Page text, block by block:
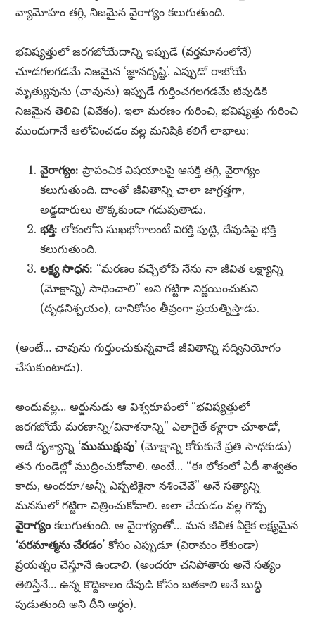
వ్యామోహం తగ్గి, నిజమైన వైరాగ్యం కలుగుతుంది.
భవిష్యత్తులో జరగబోయేదాన్ని ఇప్పుడే (వర్తమానంలోనే)
చూడగలగడమే నిజమైన ‘జ్ఞానదృష్టి’. ఎప్పుడో రాబోయే
మృత్యువును (చావును) ఇప్పుడే గుర్తించగలగడమే జీవుడికి
నిజమైన తెలివి (వివేకం). ఇలా మరణం గురించి, భవిష్యత్తు గురించి
ముందుగానే ఆలోచించడం వల్ల మనిషికి కలిగే లాభాలు:
వైరాగ్యం: ప్రాపంచిక విషయాలపై ఆసక్తి తగ్గి, వైరాగ్యం
కలుగుతుంది. దాంతో జీవితాన్ని చాలా జాగ్రత్తగా,
అడ్డదారులు తొక్కకుండా గడుపుతాడు.
భక్తి: లోకంలోని సుఖభోగాలంటే విరక్తి పుట్టి, దేవుడిపై భక్తి
కలుగుతుంది.
లక్ష్య సాధన: “మరణం వచ్చేలోపే నేను నా జీవిత లక్ష్యాన్ని
(మోక్షాన్ని) సాధించాలి” అని గట్టిగా నిర్ణయించుకుని
(దృఢనిశ్చయం), దానికోసం తీవ్రంగా ప్రయత్నిస్తాడు.
(అంటే… చావును గుర్తుంచుకున్నవాడే జీవితాన్ని సద్వినియోగం
చేసుకుంటాడు).
అందువల్ల… అర్జునుడు ఆ విశ్వరూపంలో “భవిష్యత్తులో
జరగబోయే మరణాన్ని/వినాశనాన్ని” ఎలాగైతే కళ్లారా చూశాడో,
అదే దృశ్యాన్ని ‘ముముక్షువు’ (మోక్షాన్ని కోరుకునే ప్రతి సాధకుడు)
తన గుండెల్లో ముద్రించుకోవాలి. అంటే… “ఈ లోకంలో ఏదీ శాశ్వతం
కాదు, అందరూ/అన్నీ ఎప్పటికైనా నశించేవే” అనే సత్యాన్ని
మనసులో గట్టిగా చిత్రించుకోవాలి. అలా చేయడం వల్ల గొప్ప
వైరాగ్యంకలుగుతుంది. ఆ వైరాగ్యంతో… మన జీవిత ఏకైక లక్ష్యమైన
‘పరమాత్మను చేరడం’ కోసం ఎప్పుడూ (విరామం లేకుండా)
ప్రయత్నం చేస్తూనే ఉండాలి. (అందరూ చనిపోతారు అనే సత్యం
తెలిస్తేనే… ఉన్న కొద్దికాలం దేవుడి కోసం బతకాలి అనే బుద్ధి
పుడుతుంది అని దీని అర్థం).